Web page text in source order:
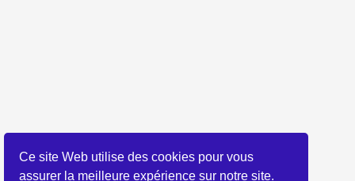
Ce site Web utilise des cookies pour vous
assurer la meilleure expérience sur notre site.